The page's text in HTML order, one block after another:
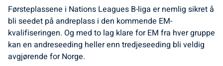
Førsteplassene i Nations Leagues B-liga er nemlig sikret å
bli seedet på andreplass i den kommende EM-
kvalifiseringen. Og med to lag klare for EM fra hver gruppe
kan en andreseeding heller enn tredjeseeding bli veldig
avgjørende for Norge.